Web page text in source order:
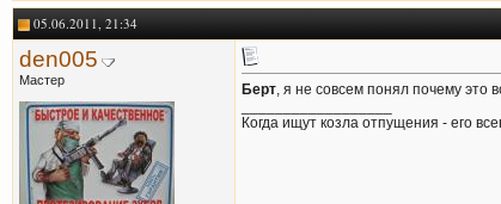
05.06.2011, 21:34
den005
Мастер
Берт, я не совсем понял почему это
Когда ищут козла отпущения - его